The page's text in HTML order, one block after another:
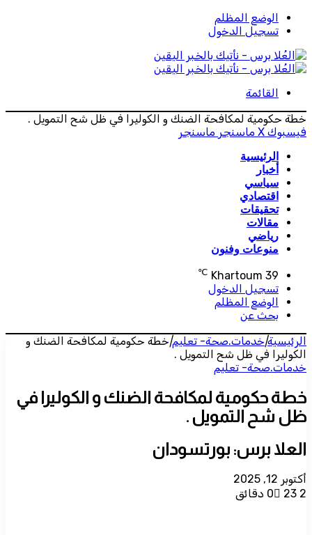
الوضع المظلم
تسجيل الدخول
القائمة
خطة حكومية لمكافحة الضنك و الكوليرا في ظل شح التمويل .
فيسبوك ‫X ماسنجر ماسنجر
الرئيسية
أخبار
سياسي
اقتصادي
تحقيقات
مقالات
رياضي
منوعات وفنون
Khartoum 39
℃
تسجيل الدخول
الوضع المظلم
بحث عن
الرئيسية|خدمات.صحة- تعليم|خطة حكومية لمكافحة الضنك و
الكوليرا في ظل شح التمويل .
خدمات.صحة- تعليم
خطة حكومية لمكافحة الضنك و الكوليرا في
ظل شح التمويل .
العلا برس: بورتسودان
أكتوبر 12, 2025
0
23 2 دقائق